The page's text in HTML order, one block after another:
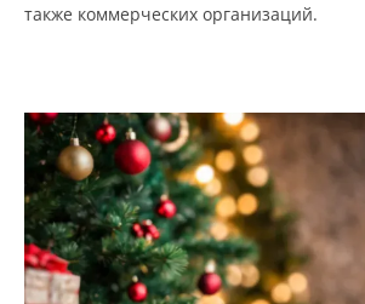
также коммерческих организаций.